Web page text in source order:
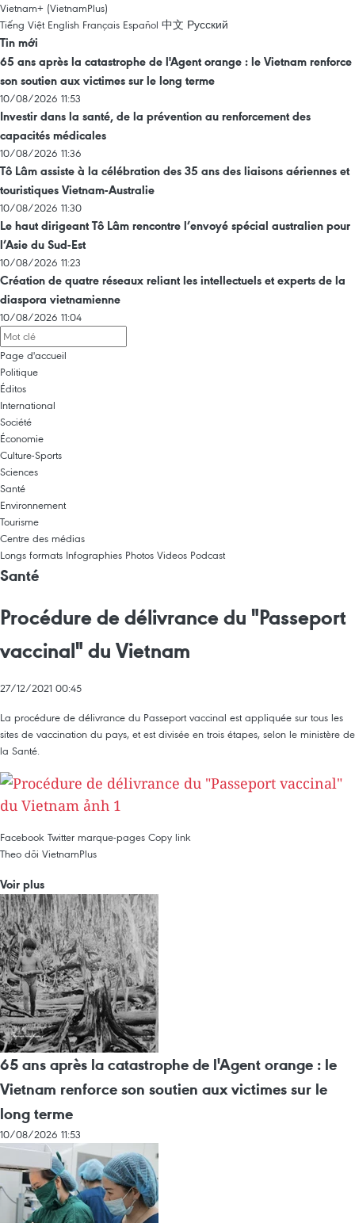
Vietnam+ (VietnamPlus)
Tiếng Việt English Français Español 中文 Русский
Tin mới
65 ans après la catastrophe de l'Agent orange : le Vietnam renforce
son soutien aux victimes sur le long terme
10/08/2026 11:53
Investir dans la santé, de la prévention au renforcement des
capacités médicales
10/08/2026 11:36
Tô Lâm assiste à la célébration des 35 ans des liaisons aériennes et
touristiques Vietnam-Australie
10/08/2026 11:30
Le haut dirigeant Tô Lâm rencontre l’envoyé spécial australien pour
l’Asie du Sud-Est
10/08/2026 11:23
Création de quatre réseaux reliant les intellectuels et experts de la
diaspora vietnamienne
10/08/2026 11:04
Page d'accueil
Politique
Éditos
International
Société
Économie
Culture-Sports
Sciences
Santé
Environnement
Tourisme
Centre des médias
Longs formats Infographies Photos Videos Podcast
Santé
Procédure de délivrance du "Passeport
vaccinal" du Vietnam
27/12/2021 00:45
La procédure de délivrance du Passeport vaccinal est appliquée sur tous les
sites de vaccination du pays, et est divisée en trois étapes, selon le ministère de
la Santé.
Facebook Twitter marque-pages Copy link
Theo dõi VietnamPlus
Voir plus
65 ans après la catastrophe de l'Agent orange : le
Vietnam renforce son soutien aux victimes sur le
long terme
10/08/2026 11:53